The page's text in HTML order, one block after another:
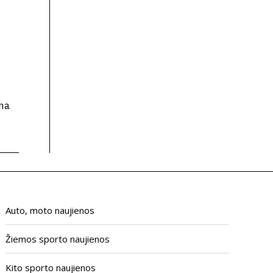
Auto, moto naujienos
Žiemos sporto naujienos
Kito sporto naujienos